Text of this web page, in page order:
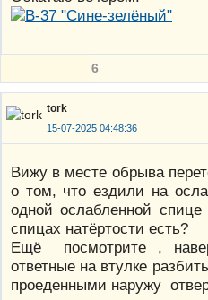
6
tork
15-07-2025 04:48:36
Вижу в месте обрыва
о том, что ездили на
одной ослабленной спице
спицах натёртости есть?
Ещё посмотрите ,
ответные на втулке
проеденными наружу